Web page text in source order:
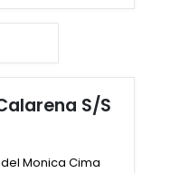
S/S
Monica Cima